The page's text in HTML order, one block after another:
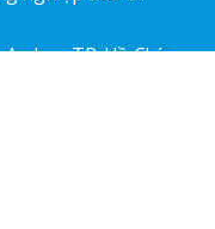
Lạc, TP. Hồ Chí